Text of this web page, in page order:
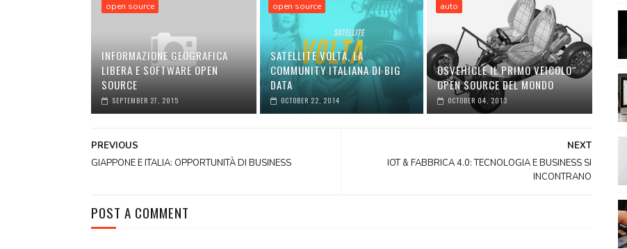
open source
INFORMAZIONE GEOGRAFICA
LIBERA E SOFTWARE OPEN
SOURCE
SEPTEMBER 27, 2015
open source
SATELLITE VOLTA, LA
COMMUNITY ITALIANA DI BIG
DATA
OCTOBER 22, 2014
auto
OSVEHICLE IL PRIMO VEICOLO
OPEN SOURCE DEL MONDO
OCTOBER 04, 2013
NEXT
IOT & FABBRICA 4.0: TECNOLOGIA E BUSINESS SI
INCONTRANO
PREVIOUS
GIAPPONE E ITALIA: OPPORTUNITÀ DI BUSINESS
POST A COMMENT